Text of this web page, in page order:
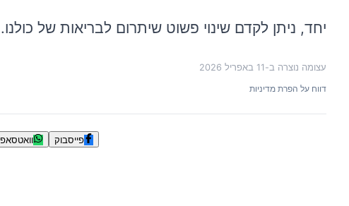
יחד, ניתן לקדם שינוי פשוט שיתרום לבריאות של כולנו.
עצומה נוצרה ב- 11 באפריל 2026
דווח על הפרת מדיניות
פייסבוק וואטסאפ